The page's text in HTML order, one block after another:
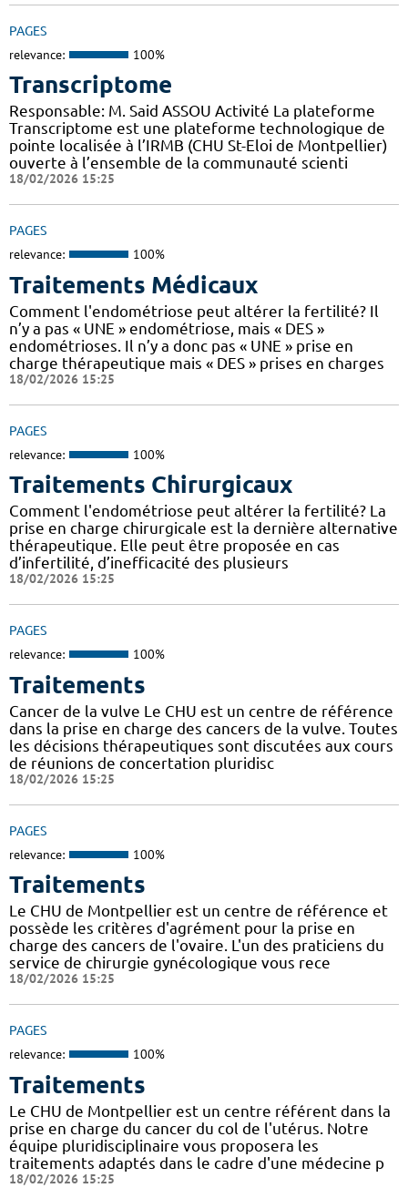
PAGES
relevance: 100%
Transcriptome
Responsable: M. Said ASSOU Activité La plateforme
Transcriptome est une plateforme technologique de
pointe localisée à l’IRMB (CHU St-Eloi de Montpellier)
ouverte à l’ensemble de la communauté scienti
18/02/2026 15:25
PAGES
relevance: 100%
Traitements Médicaux
Comment l'endométriose peut altérer la fertilité? Il
n’y a pas « UNE » endométriose, mais « DES »
endométrioses. Il n’y a donc pas « UNE » prise en
charge thérapeutique mais « DES » prises en charges
18/02/2026 15:25
PAGES
relevance: 100%
Traitements Chirurgicaux
Comment l'endométriose peut altérer la fertilité? La
prise en charge chirurgicale est la dernière alternative
thérapeutique. Elle peut être proposée en cas
d’infertilité, d’inefficacité des plusieurs
18/02/2026 15:25
PAGES
relevance: 100%
Traitements
Cancer de la vulve Le CHU est un centre de référence
dans la prise en charge des cancers de la vulve. Toutes
les décisions thérapeutiques sont discutées aux cours
de réunions de concertation pluridisc
18/02/2026 15:25
PAGES
relevance: 100%
Traitements
Le CHU de Montpellier est un centre de référence et
possède les critères d'agrément pour la prise en
charge des cancers de l'ovaire. L'un des praticiens du
service de chirurgie gynécologique vous rece
18/02/2026 15:25
PAGES
relevance: 100%
Traitements
Le CHU de Montpellier est un centre référent dans la
prise en charge du cancer du col de l'utérus. Notre
équipe pluridisciplinaire vous proposera les
traitements adaptés dans le cadre d'une médecine p
18/02/2026 15:25